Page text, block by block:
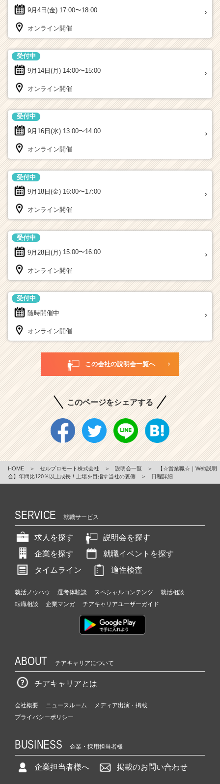
9月4日(金) 17:00〜18:00
オンライン開催
9月14日(月) 14:00〜15:00
受付中
オンライン開催
9月16日(水) 13:00〜14:00
受付中
オンライン開催
9月18日(金) 16:00〜17:00
受付中
オンライン開催
9月28日(月) 15:00〜16:00
受付中
オンライン開催
随時開催中
受付中
オンライン開催
この会社の説明会一覧へ
このページをシェアする
HOME ＞ セルプロモート株式会社 ＞ 説明会一覧 ＞
【☆営業職☆｜Web説明
会】年間比120％以上成長！上場を目指す当社の裏側
＞ 日程詳細
SERVICE 就職サービス
求人を探す
説明会を探す
企業を探す
就職イベントを探す
タイムライン
適性検査
就活ノウハウ 選考体験談 スペシャルコンテンツ
就活相談
転職相談
企業マンガ チアキャリアユーザーガイド
ABOUT チアキャリアについて
チアキャリアとは
会社概要 ニュースルーム
メディア出演・掲載
プライバシーポリシー
BUSINESS 企業・採用担当者様
企業担当者様へ 掲載のお問い合わせ